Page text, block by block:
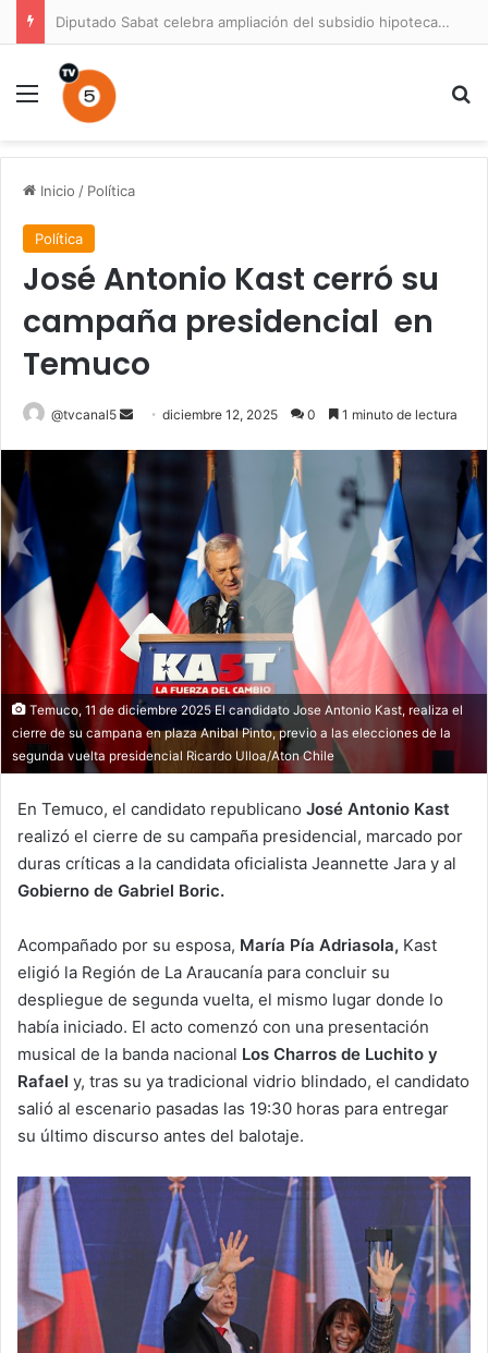
Diputado Sabat celebra ampliación del subsidio hipotecario con viviendas de hasta 6.000 UF
Menú
Inicio / Política
Política
José Antonio Kast cerró su
campaña presidencial en
Temuco
@tvcanal5
Send
email
diciembre 12, 2025 0 1 minuto de lectura
Temuco, 11 de diciembre 2025 El candidato Jose Antonio Kast, realiza el
cierre de su campana en plaza Anibal Pinto, previo a las elecciones de la
segunda vuelta presidencial Ricardo Ulloa/Aton Chile
En Temuco, el candidato republicano José Antonio Kast
realizó el cierre de su campaña presidencial, marcado por
duras críticas a la candidata oficialista Jeannette Jara y al
Gobierno de Gabriel Boric.
Acompañado por su esposa, María Pía Adriasola, Kast
eligió la Región de La Araucanía para concluir su
despliegue de segunda vuelta, el mismo lugar donde lo
había iniciado. El acto comenzó con una presentación
musical de la banda nacional Los Charros de Luchito y
Rafael y, tras su ya tradicional vidrio blindado, el candidato
salió al escenario pasadas las 19:30 horas para entregar
su último discurso antes del balotaje.